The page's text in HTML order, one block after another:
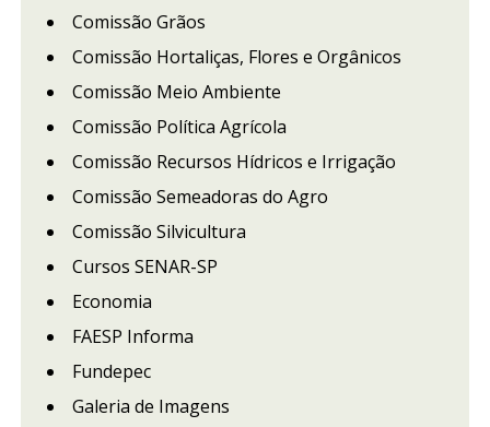
Comissão Grãos
Comissão Hortaliças, Flores e Orgânicos
Comissão Meio Ambiente
Comissão Política Agrícola
Comissão Recursos Hídricos e Irrigação
Comissão Semeadoras do Agro
Comissão Silvicultura
Cursos SENAR-SP
Economia
FAESP Informa
Fundepec
Galeria de Imagens